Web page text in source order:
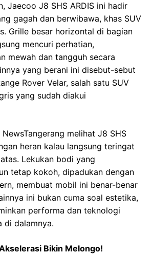
Jaecoo J8 SHS ARDIS ini hadir
gagah dan berwibawa, khas SUV
Grille besar horizontal di bagian
mencuri perhatian,
mewah dan tangguh secara
yang berani ini disebut-sebut
Rover Velar, salah satu SUV
yang sudah diakui
melihat J8 SHS
heran kalau langsung teringat
Lekukan bodi yang
tetap kokoh, dipadukan dengan
membuat mobil ini benar-benar
ini bukan cuma soal estetika,
performa dan teknologi
di dalamnya.
Bikin Melongo!